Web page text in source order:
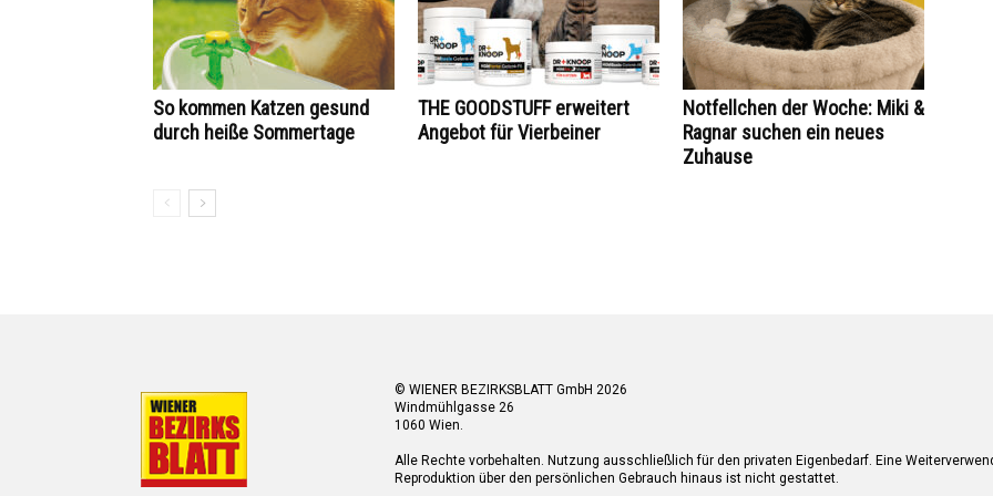
So kommen Katzen gesund
durch heiße Sommertage
THE GOODSTUFF erweitert
Angebot für Vierbeiner
Notfellchen der Woche: Miki &
Ragnar suchen ein neues
Zuhause
© WIENER BEZIRKSBLATT GmbH 2026
Windmühlgasse 26
1060 Wien.
Alle Rechte vorbehalten. Nutzung ausschließlich für den privaten Eigenbedarf. Eine
Reproduktion über den persönlichen Gebrauch hinaus ist nicht gestattet.